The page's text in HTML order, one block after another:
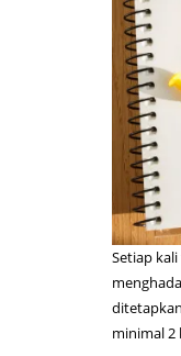
Setiap
minimal 2